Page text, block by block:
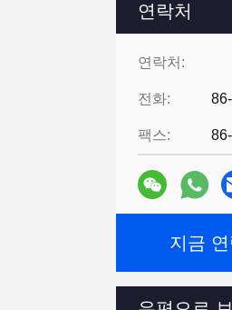
연락처
연락처:
전화:
팩스:
지금